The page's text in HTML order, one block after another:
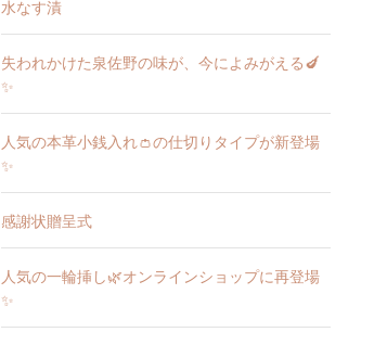
水なす漬
失われかけた泉佐野の味が、今によみがえる🍆
✨
人気の本革小銭入れ👛の仕切りタイプが新登場
✨
感謝状贈呈式
人気の一輪挿し🌿オンラインショップに再登場
✨